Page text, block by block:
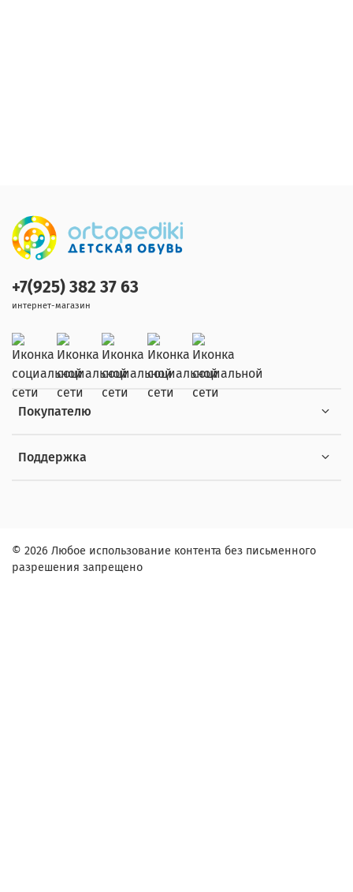
Покупателю
Поддержка
+7(925) 382 37 63
интернет-магазин
© 2026 Любое использование контента без письменного
разрешения запрещено